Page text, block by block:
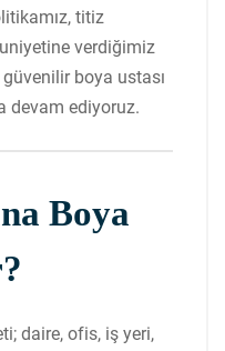
titiz
verdiğimiz
boya ustası
devam ediyoruz.
Boya
daire, ofis, iş yeri,